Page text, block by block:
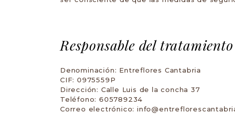
Responsable del tratamiento
Denominación: Entreflores Cantabria
CIF: 0975559P
Dirección: Calle Luis de la concha 37
Teléfono: 605789234
Correo electrónico: